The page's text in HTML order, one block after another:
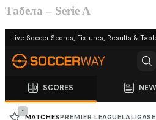
Табела – Serie A